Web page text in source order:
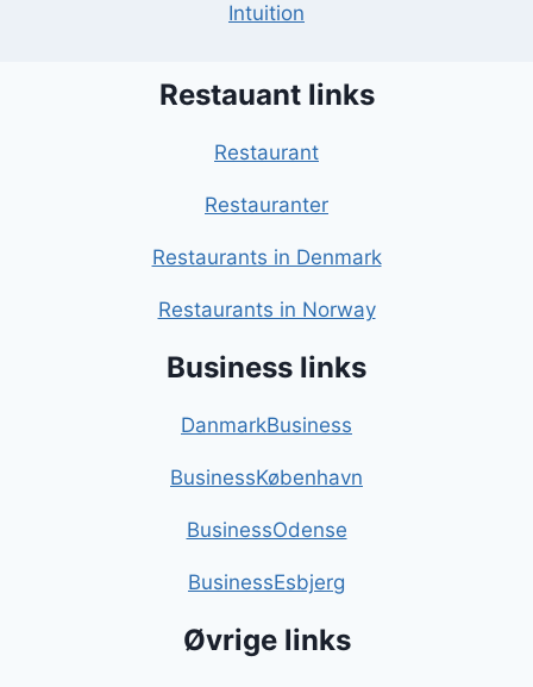
Intuition
Restauant links
Restaurant
Restauranter
Restaurants in Denmark
Restaurants in Norway
Business links
DanmarkBusiness
BusinessKøbenhavn
BusinessOdense
BusinessEsbjerg
Øvrige links